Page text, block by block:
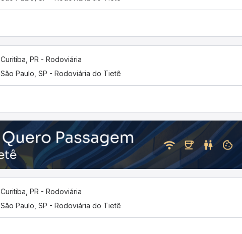
Curitiba, PR - Rodoviária
São Paulo, SP - Rodoviária do Tietê
Curitiba, PR - Rodoviária
São Paulo, SP - Rodoviária do Tietê